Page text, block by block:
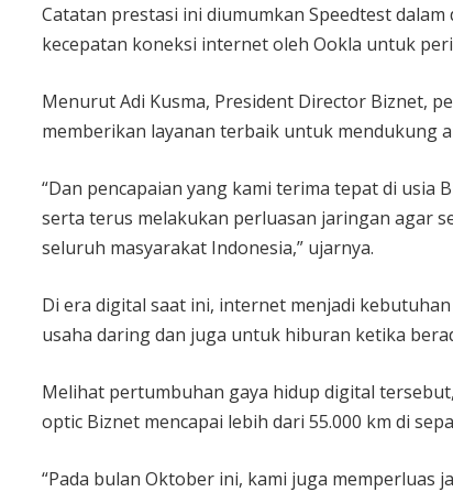
Catatan prestasi ini diumumkan Speedtest
kecepatan koneksi internet oleh Ookla untuk
Menurut Adi Kusma, President Director Biznet,
memberikan layanan terbaik untuk mendukung
“Dan pencapaian yang kami terima tepat di
serta terus melakukan perluasan jaringan agar
seluruh masyarakat Indonesia,” ujarnya.
Di era digital saat ini, internet menjadi
usaha daring dan juga untuk hiburan ketika
Melihat pertumbuhan gaya hidup digital
optic Biznet mencapai lebih dari 55.000 km di
“Pada bulan Oktober ini, kami juga